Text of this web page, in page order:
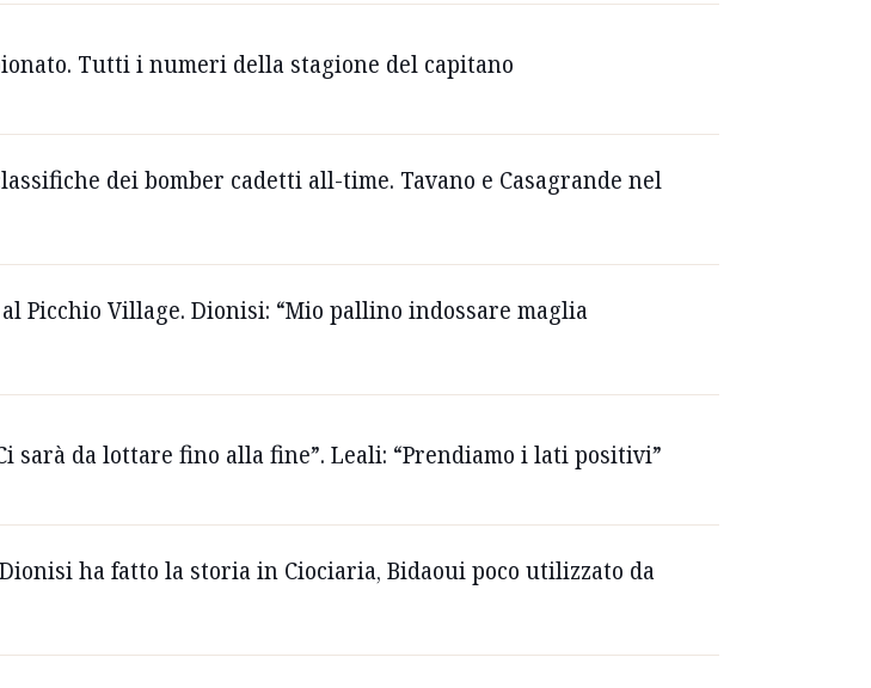
Tutti i numeri della stagione del capitano
dei bomber cadetti all-time. Tavano e Casagrande nel
Picchio Village. Dionisi: “Mio pallino indossare maglia
sarà da lottare fino alla fine”. Leali: “Prendiamo i lati positivi”
ha fatto la storia in Ciociaria, Bidaoui poco utilizzato da